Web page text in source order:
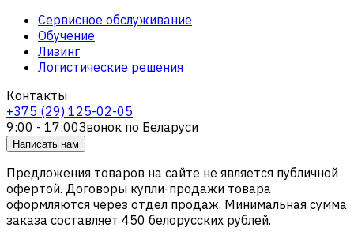
Сервисное обслуживание
Обучение
Лизинг
Логистические решения
Контакты
+375 (29) 125-02-05
9:00 - 17:00Звонок по Беларуси
Написать нам
Предложения товаров на сайте не является публичной
офертой. Договоры купли-продажи товара
оформляются через отдел продаж. Минимальная сумма
заказа составляет 450 белорусских рублей.